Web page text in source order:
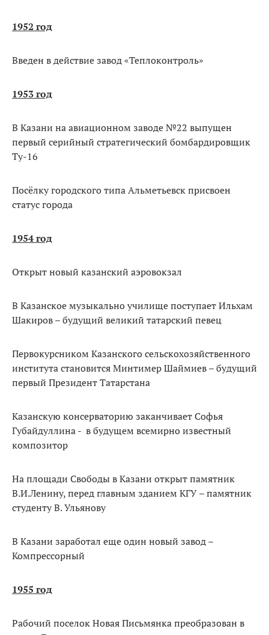
1952 год
Введен в действие завод «Теплоконтроль»
1953 год
В Казани на авиационном заводе №22 выпущен
первый серийный стратегический бомбардировщик
Ту-16
Посёлку городского типа Альметьевск присвоен
статус города
1954 год
Открыт новый казанский аэровокзал
В Казанское музыкально училище поступает Ильхам
Шакиров – будущий великий татарский певец
Первокурсником Казанского сельскохозяйственного
института становится Минтимер Шаймиев – будущий
первый Президент Татарстана
Казанскую консерваторию заканчивает Софья
Губайдуллина - в будущем всемирно известный
композитор
На площади Свободы в Казани открыт памятник
В.И.Ленину, перед главным зданием КГУ – памятник
студенту В. Ульянову
В Казани заработал еще один новый завод –
Компрессорный
1955 год
Рабочий поселок Новая Письмянка преобразован в